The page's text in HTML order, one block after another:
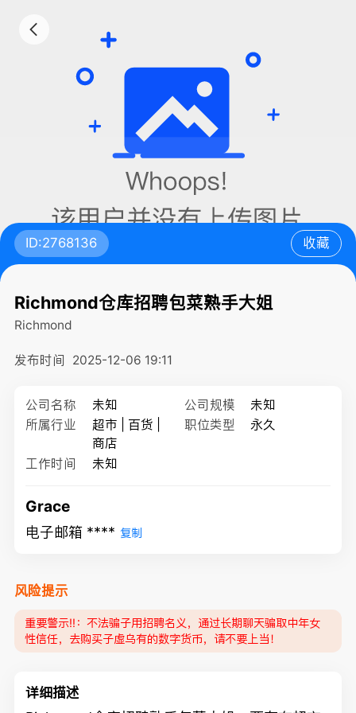
ID:2768136 收藏
Richmond仓库招聘包菜熟手大姐
Richmond
发布时间 2025-12-06 19:11
公司名称 未知 公司规模
未知
所属行业
超市 | 百货 |
商店
职位类型 永久
工作时间 未知
Grace
电子邮箱 **** 复制
风险提示
重要警示‼️：不法骗子用招聘名义，通过长期聊天骗取中年女
性信任，去购买子虚乌有的数字货币，请不要上当！
详细描述